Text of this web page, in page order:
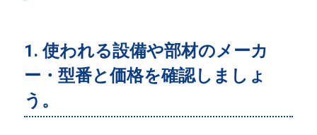
1. 使われる設備や部材のメーカ
ー・型番と価格を確認しましょ
う。